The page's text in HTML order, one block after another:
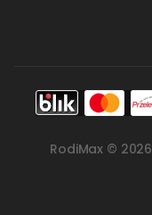
RodiMax © 2026